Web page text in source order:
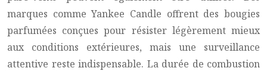
marques comme Yankee Candle offrent des bougies
parfumées conçues pour résister légèrement mieux
aux conditions extérieures, mais une surveillance
attentive reste indispensable. La durée de combustion